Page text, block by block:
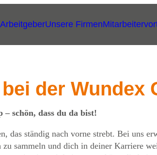
Unsere Firmen
der Wundex
schön, dass du da bist!
das ständig nach vorne strebt. Bei uns
sammeln und dich in deiner Karriere